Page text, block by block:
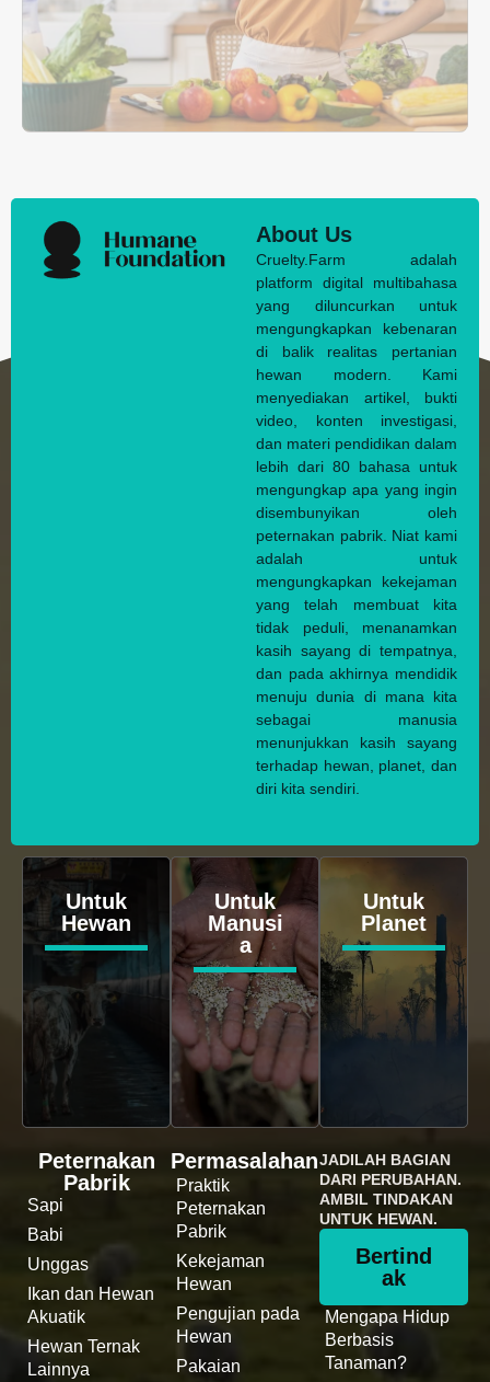
About Us
Cruelty.Farm adalah
platform digital multibahasa
yang diluncurkan untuk
mengungkapkan kebenaran
di balik realitas pertanian
hewan modern. Kami
menyediakan artikel, bukti
video, konten investigasi,
dan materi pendidikan dalam
lebih dari 80 bahasa untuk
mengungkap apa yang ingin
disembunyikan oleh
peternakan pabrik. Niat kami
adalah untuk
mengungkapkan kekejaman
yang telah membuat kita
tidak peduli, menanamkan
kasih sayang di tempatnya,
dan pada akhirnya mendidik
menuju dunia di mana kita
sebagai manusia
menunjukkan kasih sayang
terhadap hewan, planet, dan
diri kita sendiri.
Untuk
Hewan
Untuk
Manusi
a
Untuk
Planet
Peternakan
Pabrik
Sapi
Babi
Unggas
Ikan dan Hewan
Akuatik
Hewan Ternak
Lainnya
Permasalahan
Praktik
Peternakan
Pabrik
Kekejaman
Hewan
Pengujian pada
Hewan
Pakaian
JADILAH BAGIAN
DARI PERUBAHAN.
AMBIL TINDAKAN
UNTUK HEWAN.
Bertind
ak
Mengapa Hidup
Berbasis
Tanaman?